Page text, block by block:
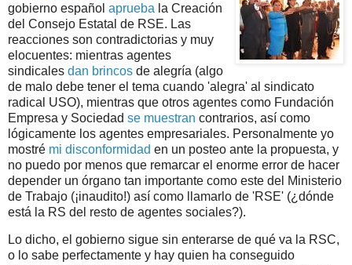
gobierno español aprueba la Creación
del Consejo Estatal de RSE. Las
reacciones son contradictorias y muy
elocuentes: mientras agentes
sindicales dan brincos de alegría (algo
de malo debe tener el tema cuando 'alegra' al sindicato
radical USO), mientras que otros agentes como Fundación
Empresa y Sociedad se muestran contrarios, así como
lógicamente los agentes empresariales. Personalmente yo
mostré mi disconformidad en un posteo ante la propuesta, y
no puedo por menos que remarcar el enorme error de hacer
depender un órgano tan importante como este del Ministerio
de Trabajo (¡inaudito!) así como llamarlo de 'RSE' (¿dónde
está la RS del resto de agentes sociales?).
Lo dicho, el gobierno sigue sin enterarse de qué va la RSC,
o lo sabe perfectamente y hay quien ha conseguido